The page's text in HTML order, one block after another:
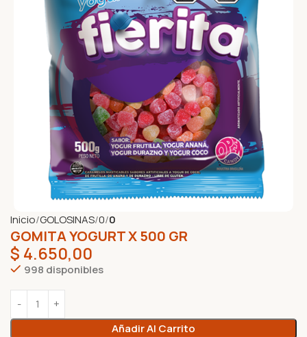
Inicio GOLOSINAS 0 0
GOMITA YOGURT X 500 GR
$ 4.650,00
998 disponibles
Añadir Al Carrito